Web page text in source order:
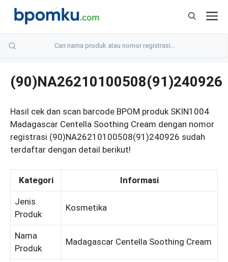
Skip
(90)NA26210100508(91)240926
Hasil cek dan scan barcode BPOM produk SKIN1004
Madagascar Centella Soothing Cream dengan nomor
registrasi (90)NA26210100508(91)240926 sudah
terdaftar dengan detail berikut!
Kategori Informasi
Jenis
Produk
Kosmetika
Nama
Produk
Madagascar Centella Soothing Cream